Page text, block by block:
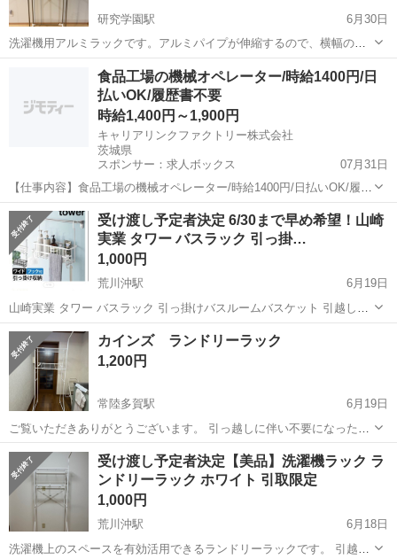
研究学園駅
6月30日
洗濯機用アルミラックです。アルミパイプが伸縮するので、横幅の調
整ができます。 高さは約180cmで、調整はできません。 他の出品物も
あるので、まとめて引き取ってくださる方大歓迎です！
つくば市 研究学園駅 アルミ
食品工場の機械オペレーター/時給1400円/日
払いOK/履歴書不要
時給1,400円～1,900円
キャリアリンクファクトリー株式会社
茨城県
スポンサー：求人ボックス
07月31日
【仕事内容】食品工場の機械オペレーター/時給1400円/日払いOK/履歴
書不要 <給与> 時給1400円～1900円 <勤務地> 茨城県 猿島郡五霞町
「社員を企業に派遣して終わり」ではありません/ 就業中のモチベーシ
ョン維持やフ...
アルバイト・パート
受け渡し予定者決定 6/30まで早め希望！山崎
実業 タワー バスラック 引っ掛…
1,000円
荒川沖駅
6月19日
山崎実業 タワー バスラック 引っ掛けバスルームバスケット 引越しに
伴い出品致します。 6/30までに取引できる方限定になります。 【状
態】 ・使用に伴う多少の汚れあり お渡し前に簡単にクリーニング
を行います ・中古...
茨城 稲敷郡 荒川沖駅 収納家具
カインズ ランドリーラック
1,200円
常陸多賀駅
6月19日
ご覧いただきありがとうございます。 引っ越しに伴い不要になったも
のを出品しています。 商品名 バスケットが置けるハンガーバー付き
ランドリーラック ホワイト BLR-186WH 本体サイズ-幅（cm）61～82
本体サイズ...
茨城 日立市 常陸多賀駅 収納家具 ランドリー
受け渡し予定者決定【美品】洗濯機ラック ラ
ンドリーラック ホワイト 引取限定
1,000円
荒川沖駅
6月18日
洗濯機上のスペースを有効活用できるランドリーラックです。 引越